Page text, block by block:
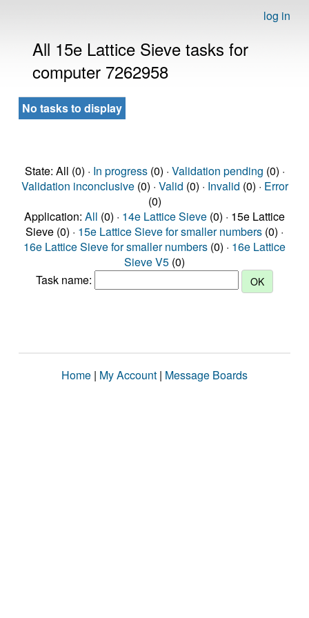
log in
All 15e Lattice Sieve tasks for
computer 7262958
No tasks to display
State: All (0) · In progress(0) · Validation pending (0) ·
Validation inconclusive(0) · Valid (0) · Invalid (0) · Error
(0)
Application: All (0) · 14e Lattice Sieve (0) · 15e Lattice
Sieve (0) · 15e Lattice Sieve for smaller numbers (0) ·
16e Lattice Sieve for smaller numbers (0) · 16e Lattice
Sieve V5 (0)
Task name:
Home | My Account | Message Boards